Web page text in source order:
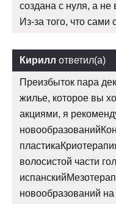
создана с нуля, а не
Из-за того, что сами
Кирилл ответил(а)
Преизбыток пара
жилье, которое вы
акциями, я
волосистой части
новообразований